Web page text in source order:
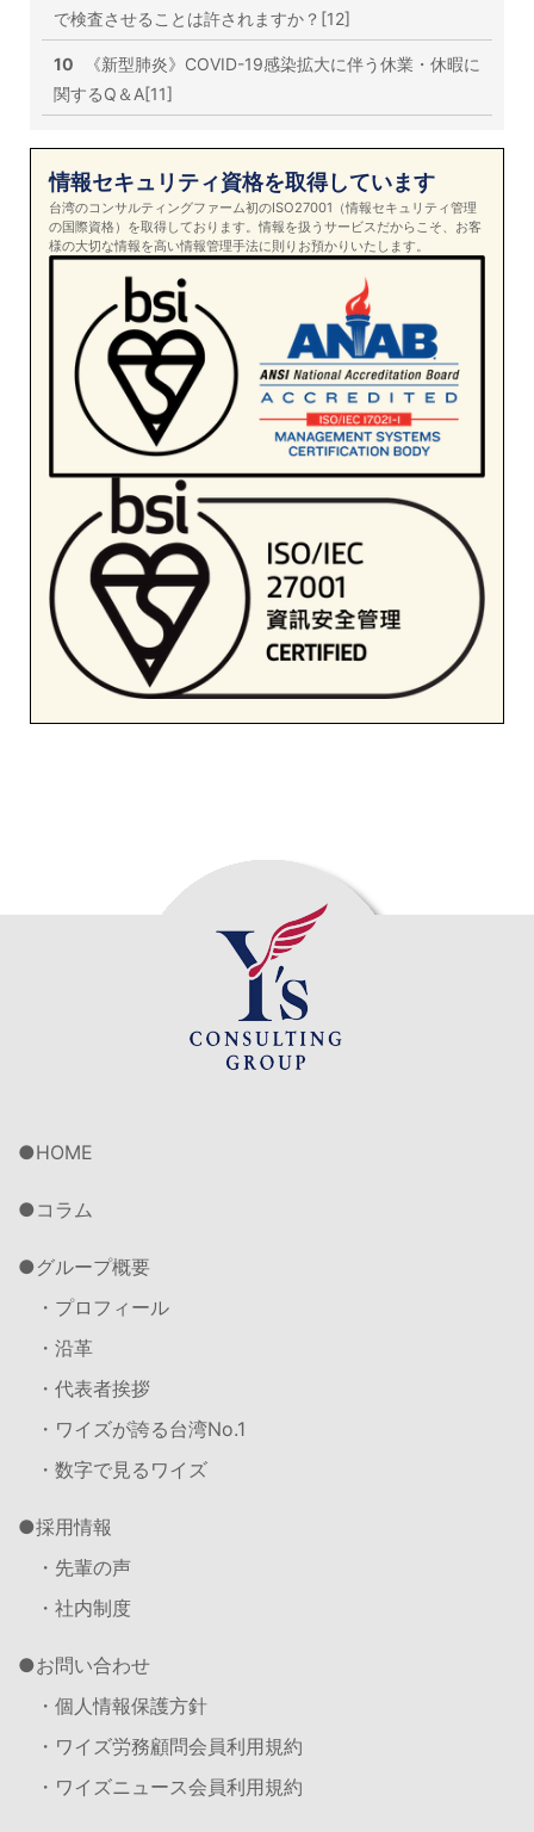
で検査させることは許されますか？[12]
10
《新型肺炎》COVID-19感染拡大に伴う休業・休暇に
関するQ＆A[11]
情報セキュリティ資格を取得しています
台湾のコンサルティングファーム初のISO27001（情報セキュリティ管理
の国際資格）を取得しております。情報を扱うサービスだからこそ、お客
様の大切な情報を高い情報管理手法に則りお預かりいたします。
HOME
コラム
グループ概要
・プロフィール
・沿革
・代表者挨拶
・ワイズが誇る台湾No.1
・数字で見るワイズ
採用情報
・先輩の声
・社内制度
お問い合わせ
・個人情報保護方針
・ワイズ労務顧問会員利用規約
・ワイズニュース会員利用規約